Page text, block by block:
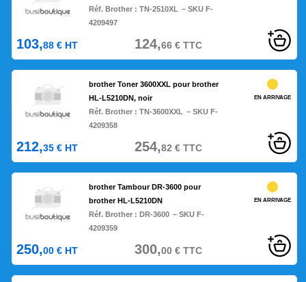
Réf. Brother :TN-2510XL – SKU F-
4209497
103,88 € HT 124,66€TTC
brother Toner 3600XXL pour brother
HL-L5210DN, noir
Réf. Brother :TN-3600XXL – SKU F-
4209358
EN ARRIVAGE
212,35 € HT 254,82 €TTC
brother Tambour DR-3600 pour
brother HL-L5210DN
Réf. Brother :DR-3600 – SKU F-
4209359
EN ARRIVAGE
250,00 € HT 300,00€TTC